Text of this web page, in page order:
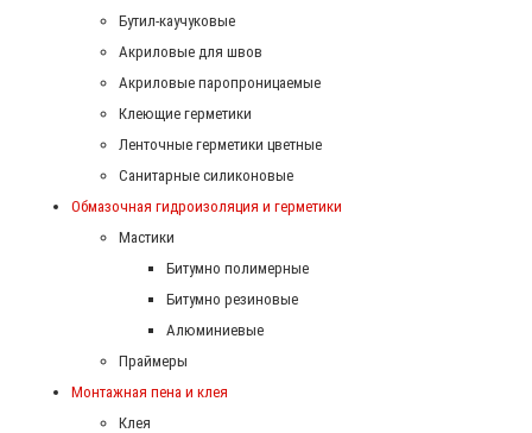
Бутил-каучуковые
Акриловые для швов
Акриловые паропроницаемые
Клеющие герметики
Ленточные герметики цветные
Санитарные силиконовые
Обмазочная гидроизоляция и герметики
Мастики
Битумно полимерные
Битумно резиновые
Алюминиевые
Праймеры
Монтажная пена и клея
Клея